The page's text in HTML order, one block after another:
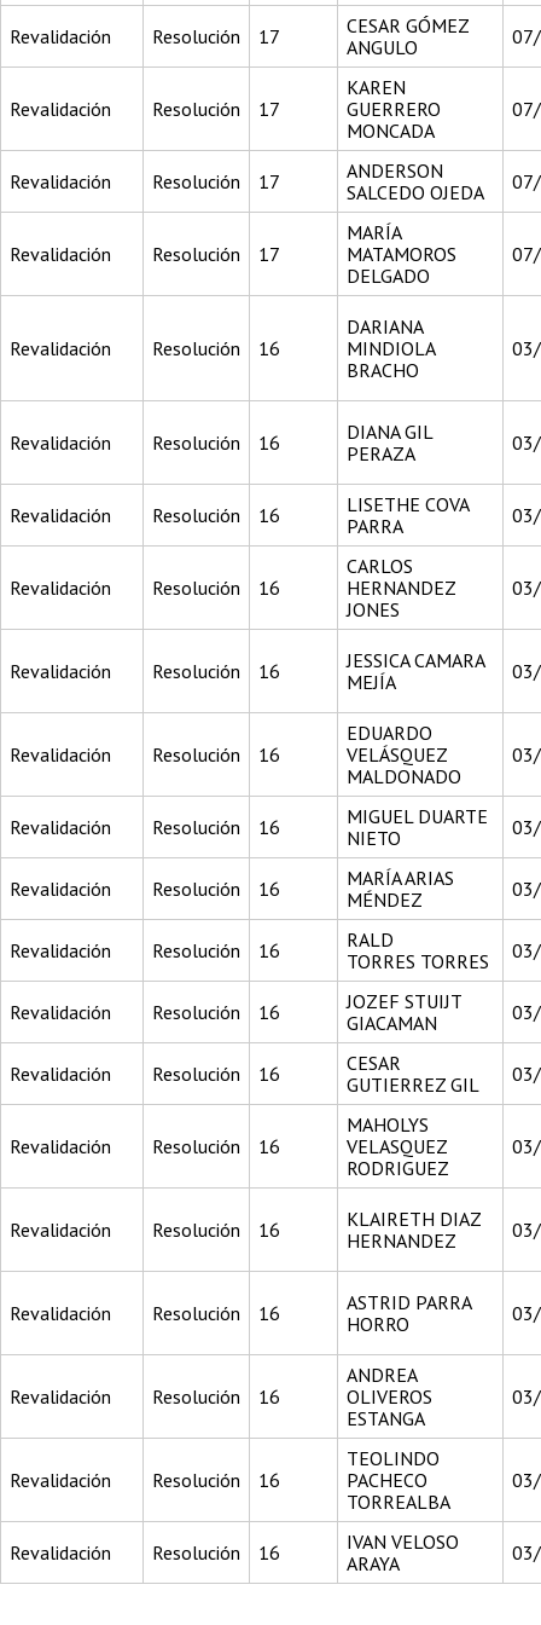
Revalidación Resolución 17
CESAR GÓMEZ
ANGULO
Revalidación Resolución 17
KAREN
GUERRERO
MONCADA
Revalidación Resolución 17
ANDERSON
SALCEDO OJEDA
Revalidación Resolución 17
MARÍA
MATAMOROS
DELGADO
Revalidación Resolución 16
DARIANA
MINDIOLA
BRACHO
Revalidación Resolución 16
DIANA GIL
PERAZA
Revalidación Resolución 16
LISETHE COVA
PARRA
Revalidación Resolución 16
CARLOS
HERNANDEZ
JONES
Revalidación Resolución 16
JESSICA CAMARA
MEJÍA
Revalidación Resolución 16
EDUARDO
VELÁSQUEZ
MALDONADO
Revalidación Resolución 16
MIGUEL DUARTE
NIETO
Revalidación Resolución 16
MARÍA ARIAS
MÉNDEZ
Revalidación Resolución 16
RALD
TORRES TORRES
Revalidación Resolución 16
JOZEF STUIJT
GIACAMAN
Revalidación Resolución 16
CESAR
GUTIERREZ GIL
Revalidación Resolución 16
MAHOLYS
VELASQUEZ
RODRIGUEZ
Revalidación Resolución 16
KLAIRETH DIAZ
HERNANDEZ
Revalidación Resolución 16
ASTRID PARRA
HORRO
Revalidación Resolución 16
ANDREA
OLIVEROS
ESTANGA
Revalidación Resolución 16
TEOLINDO
PACHECO
TORREALBA
Revalidación Resolución 16
IVAN VELOSO
ARAYA